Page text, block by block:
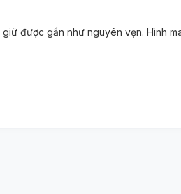
được gần như nguyên vẹn. Hình